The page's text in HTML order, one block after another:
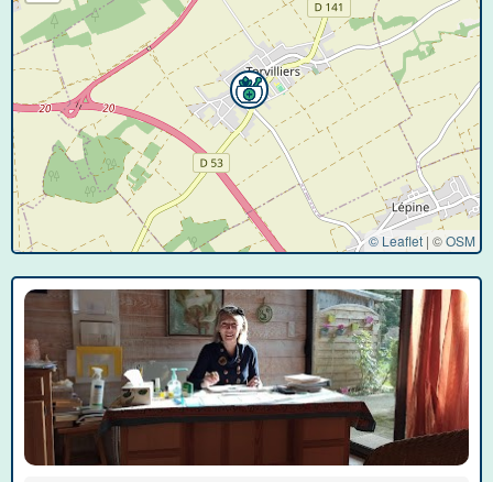
© Leaflet | ©OSM